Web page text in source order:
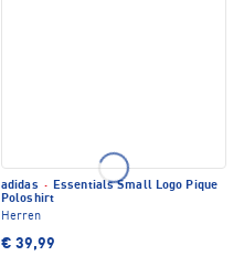
adidas · Essentials Small Logo Pique
Poloshirt
Herren
€ 39,99